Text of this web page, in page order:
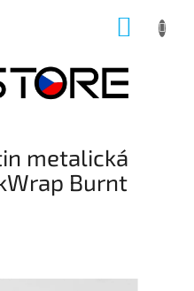
metalická
Burnt